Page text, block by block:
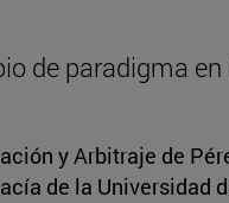
de paradigma
y Arbitraje de
de la Universidad